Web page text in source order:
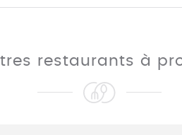
restaurants à